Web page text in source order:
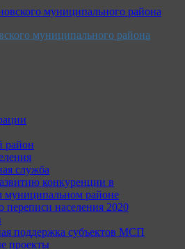
муниципального района
район
служба
конкуренции в
муниципальном районе
переписи населения 2020
поддержка субъектов МСП
проекты